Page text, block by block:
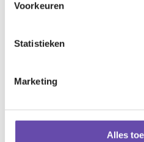
Voorkeuren
Statistieken
Marketing
Alles
veilige
de school